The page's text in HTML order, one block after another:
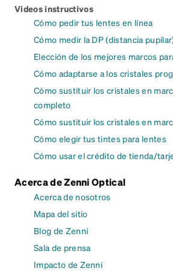
Videos instructivos
Cómo pedir tus lentes en línea
Cómo medir la DP (distancia
Elección de los mejores marcos
Cómo adaptarse a los cristales
Cómo sustituir los cristales en
completo
Cómo sustituir los cristales en
Cómo elegir tus tintes para lentes
Cómo usar el crédito de tienda/
Acerca de Zenni Optical
Acerca de nosotros
Mapa del sitio
Blog de Zenni
Sala de prensa
Impacto de Zenni